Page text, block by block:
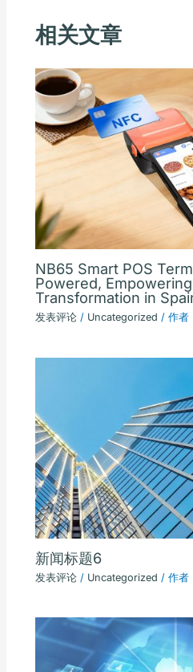
相关文章
NB65 Smart POS
Powered,
Transformation in
发表评论 / Uncategorized / 作者
新闻标题6
发表评论 / Uncategorized / 作者